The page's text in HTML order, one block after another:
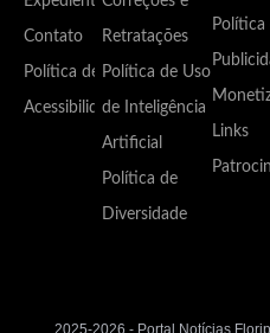
Contato
Política de
Acessibilidade
Retratações
Política de Uso
de Inteligência
Artificial
Política de
Diversidade
Política
Links
2025-2026 - Portal Notícias